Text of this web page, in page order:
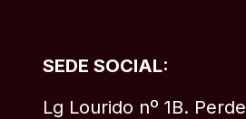
SEDE SOCIAL:
Lg Lourido nº 1B.